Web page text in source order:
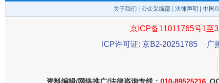
一
关于我们 公众采编部 法律声明 | 中国
京ICP备11011765号1至
ICP许可证: 京B2-20251785
广
资料编辑/网络推广/法律咨询专线： 010-89525216